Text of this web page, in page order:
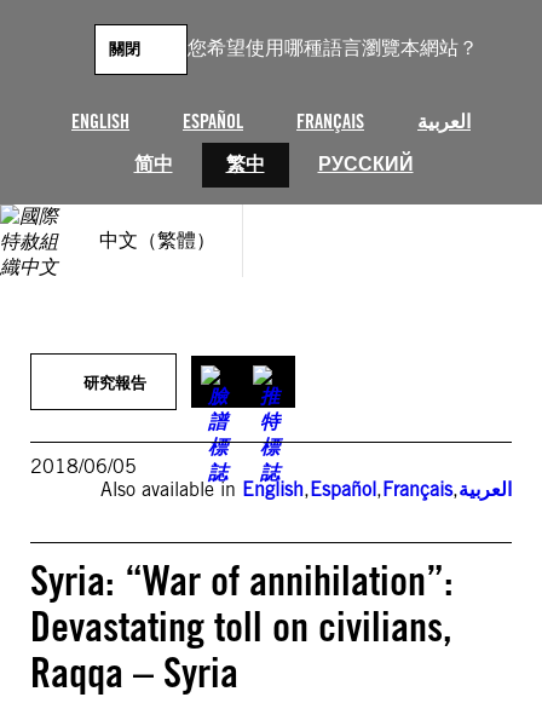
您希望使用哪種語言瀏覽本網站？
ENGLISH ESPAÑOL FRANÇAIS
العربية
简中
繁中 РУССКИЙ
關閉
中文（繁體）
研究報告
2018/06/05
Also available in English,Español,Français,العربية
Syria: “War of annihilation”:
Devastating toll on civilians,
Raqqa – Syria